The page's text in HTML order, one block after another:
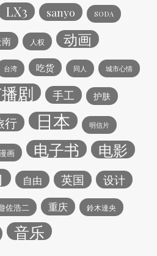
LX3 sanyo SODA
南 人权 动画
台湾 吃货 同人 城市心情
剧 手工 护肤
行 日本 明信片
画 电子书 电影
自由 英国 设计
佐浩二 重庆 鈴木達央
音乐